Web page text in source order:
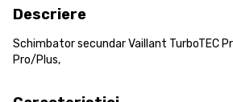
Descriere
Schimbator secundar Vaillant TurboTEC
Pro/Plus,